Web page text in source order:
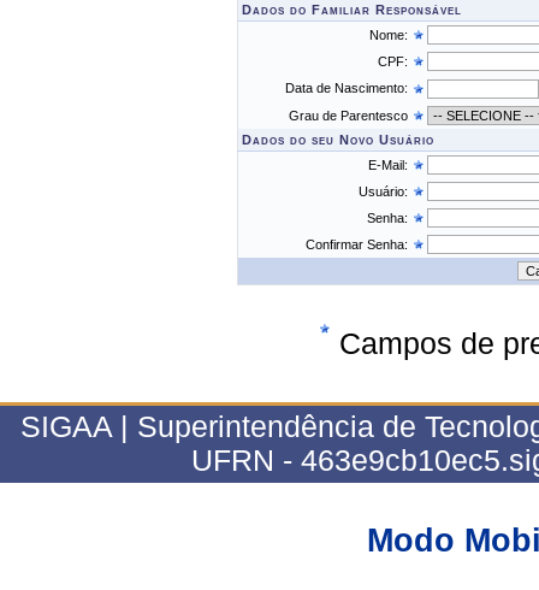
Dados do Familiar Responsável
Nome:
CPF:
Data de Nascimento:
Grau de Parentesco
Dados do seu Novo Usuário
E-Mail:
Usuário:
Senha:
Confirmar Senha:
Campos de
SIGAA | Superintendência de
UFRN -
Modo